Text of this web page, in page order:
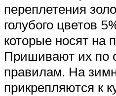
переплетения
голубого цветов
которые носят на
Пришивают их по
правилам. На
прикрепляются к